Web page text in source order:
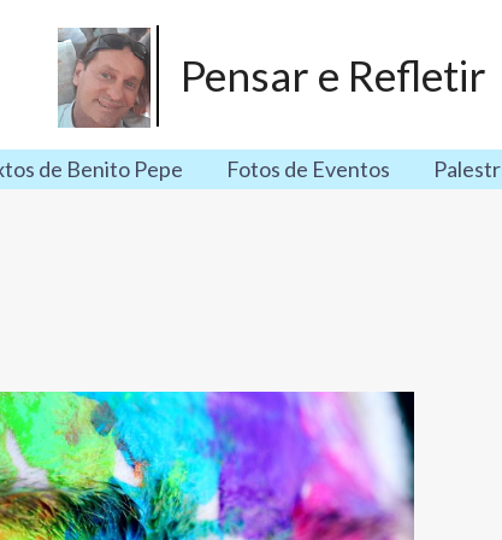
Pensar e Refletir
de Benito Pepe Fotos de Eventos